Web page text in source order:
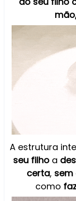
A estrutura
seu filhoa
certa, sem
como